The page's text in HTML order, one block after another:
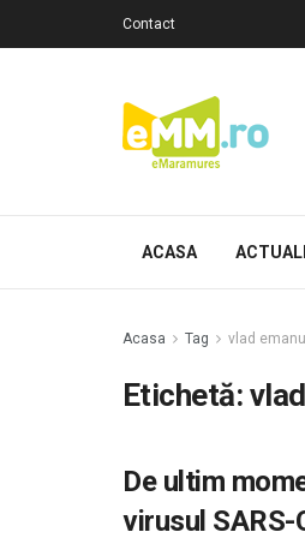
Contact
ACASA
Acasa Tag vlad
Etichetă:
De ultim
virusul SARS-